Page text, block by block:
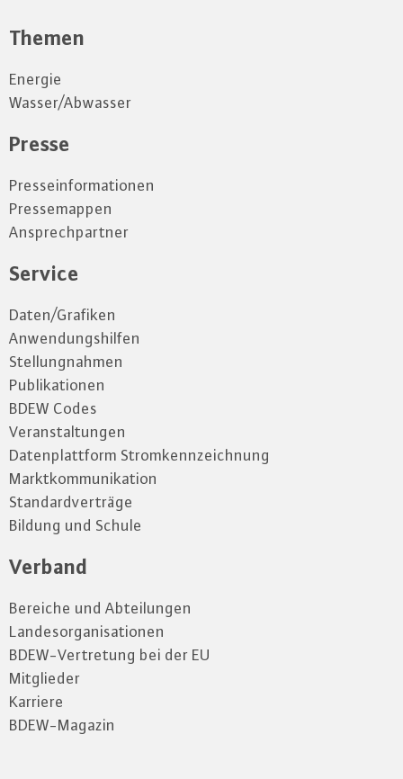
Themen
Energie
Wasser/Abwasser
Presse
Presseinformationen
Pressemappen
Ansprechpartner
Service
Daten/Grafiken
Anwendungshilfen
Stellungnahmen
Publikationen
BDEW Codes
Veranstaltungen
Datenplattform Stromkennzeichnung
Marktkommunikation
Standardverträge
Bildung und Schule
Verband
Bereiche und Abteilungen
Landesorganisationen
BDEW-Vertretung bei der EU
Mitglieder
Karriere
BDEW-Magazin